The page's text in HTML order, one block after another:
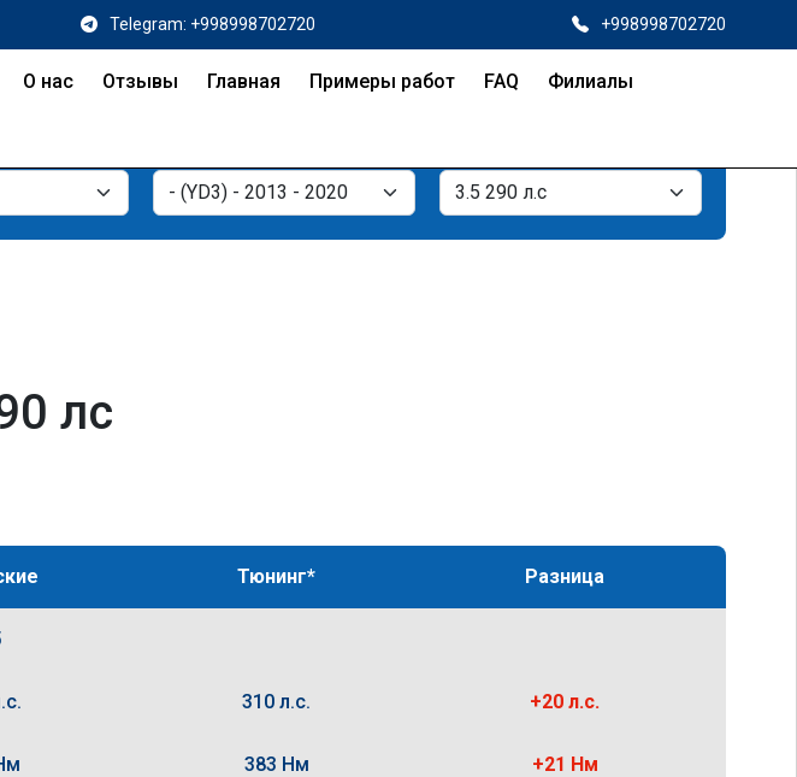
Telegram: +998998702720 +998998702720
О нас Отзывы Главная Примеры работ FAQ Филиалы
лс
Тюнинг* Разница
310 л.с. +20 л.с.
383 Нм +21 Нм